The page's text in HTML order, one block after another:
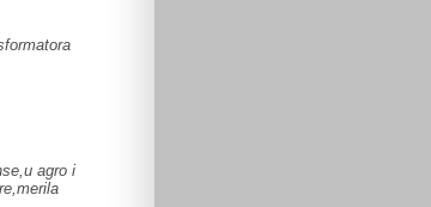
agro i